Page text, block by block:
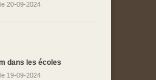
le 20-09-2024
dans les écoles
le 19-09-2024